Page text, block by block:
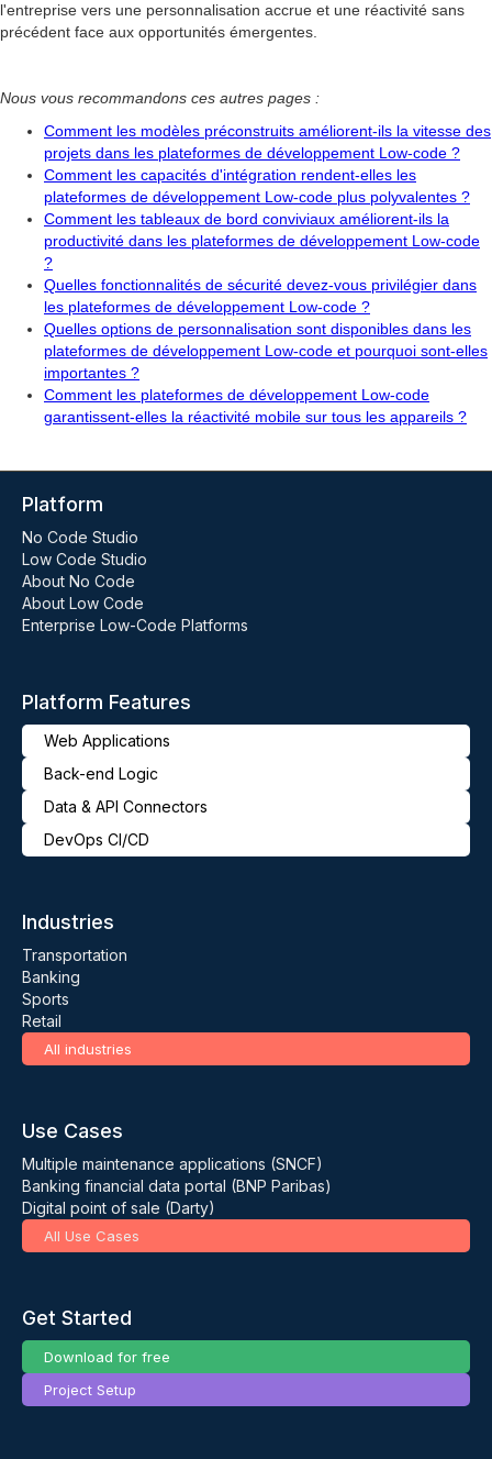
l'entreprise vers une personnalisation accrue et une réactivité sans
précédent face aux opportunités émergentes.
Nous vous recommandons ces autres pages :
Comment les modèles préconstruits améliorent-ils la vitesse des
projets dans les plateformes de développement Low-code ?
Comment les capacités d'intégration rendent-elles les
plateformes de développement Low-code plus polyvalentes ?
Comment les tableaux de bord conviviaux améliorent-ils la
productivité dans les plateformes de développement Low-code
?
Quelles fonctionnalités de sécurité devez-vous privilégier dans
les plateformes de développement Low-code ?
Quelles options de personnalisation sont disponibles dans les
plateformes de développement Low-code et pourquoi sont-elles
importantes ?
Comment les plateformes de développement Low-code
garantissent-elles la réactivité mobile sur tous les appareils ?
Platform
No Code Studio
Low Code Studio
About No Code
About Low Code
Enterprise Low-Code Platforms
Platform Features
Web Applications
Back-end Logic
Data & API Connectors
DevOps CI/CD
Industries
Transportation
Banking
Sports
Retail
All industries
Use Cases
Multiple maintenance applications (SNCF)
Banking financial data portal (BNP Paribas)
Digital point of sale (Darty)
All Use Cases
Get Started
Download for free
Project Setup